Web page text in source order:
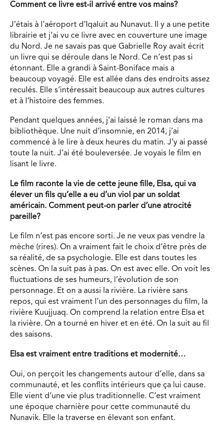
Comment ce livre est-il arrivé entre vos mains?
J’étais à l’aéroport d’Iqaluit au Nunavut. Il y a une petite
librairie et j’ai vu ce livre avec en couverture une image
du Nord. Je ne savais pas que Gabrielle Roy avait écrit
un livre qui se déroule dans le Nord. Ce n’est pas si
étonnant. Elle a grandi à Saint-Boniface mais a
beaucoup voyagé. Elle est allée dans des endroits assez
reculés. Elle s’intéressait beaucoup aux autres cultures
et à l’histoire des femmes.
Pendant quelques années, j’ai laissé le roman dans ma
bibliothèque. Une nuit d’insomnie, en 2014, j’ai
commencé à le lire à deux heures du matin. J’y ai passé
toute la nuit. J’ai été bouleversée. Je voyais le film en
lisant le livre.
Le film raconte la vie de cette jeune fille, Elsa, qui va
élever un fils qu’elle a eu d’un viol par un soldat
américain. Comment peut-on parler d’une atrocité
pareille?
Le film n’est pas encore sorti. Je ne veux pas vendre la
mèche (rires). On a vraiment fait le choix d’être près de
sa réalité, de sa psychologie. Elle est dans toutes les
scènes. On la suit pas à pas. On est avec elle. On voit les
fluctuations de ses humeurs, l’évolution de son
personnage. Et on a aussi la rivière. La rivière sans
repos, qui est vraiment l’un des personnages du film, la
rivière Kuujjuaq. On comprend la relation entre Elsa et
la rivière. On a tourné en hiver et en été. On la suit au fil
des saisons.
Elsa est vraiment entre traditions et modernité…
Oui, on perçoit les changements autour d’elle, dans sa
communauté, et les conflits intérieurs que ça lui cause.
Elle vient d’une vie plus traditionnelle. C’est vraiment
une époque charnière pour cette communauté du
Nunavik. Elle la traverse en élevant son enfant.